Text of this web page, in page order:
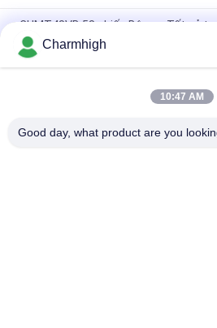
CHMT48VB 58 chiếc Bộ nạp Tất cả
bàn Charmhigh Chọn và Đặt Máy Máy
Charmhigh 7 mô hình Máy tính để
Charmhigh
10:47 AM
Good day, what product are you